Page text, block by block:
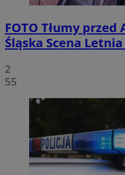
FOTO Tłumy przed
Śląska Scena
2
55